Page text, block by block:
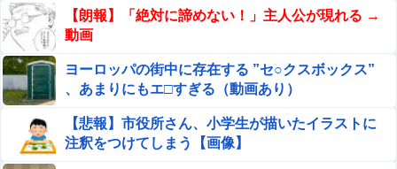
【盗撮】日本の花嫁のウェディングドレス着替え動
画、とんでもない神乳だと海外で話題に
お高いテント、盗まれそうで怖くない？
日本軍「東京燃えました。沖縄取られました。原爆落とさ
れました」←これ他
【朗報】「絶対に諦めない！」主人公が現れる →
動画
ヨーロッパの街中に存在する ”セ○クスボックス”
、あまりにもエ□すぎる（動画あり）
【悲報】市役所さん、小学生が描いたイラストに
注釈をつけてしまう【画像】